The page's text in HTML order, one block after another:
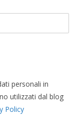
personali in
utilizzati dal blog
Policy